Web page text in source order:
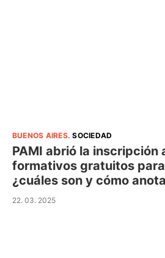
BUENOS AIRES.SOCIEDAD
PAMI abrió la inscripción
formativos gratuitos
¿cuáles son y cómo
22. 03. 2025